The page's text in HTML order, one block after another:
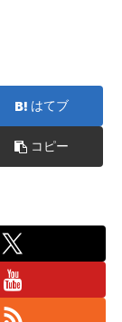
はてブ
コピー